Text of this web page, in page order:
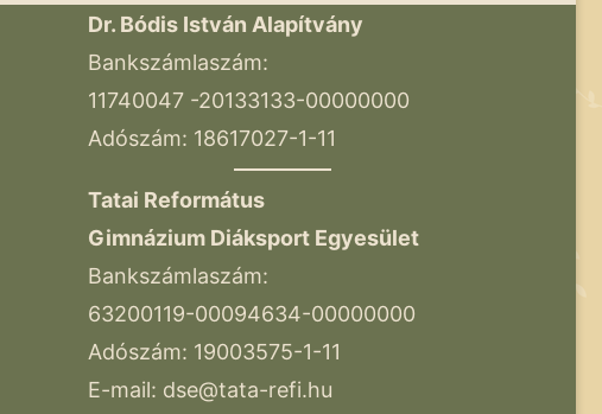
Dr. Bódis István Alapítvány
Bankszámlaszám:
11740047 -20133133-00000000
Adószám: 18617027-1-11
Tatai Református
Gimnázium Diáksport Egyesület
Bankszámlaszám:
63200119-00094634-00000000
Adószám: 19003575-1-11
E-mail: dse@tata-refi.hu